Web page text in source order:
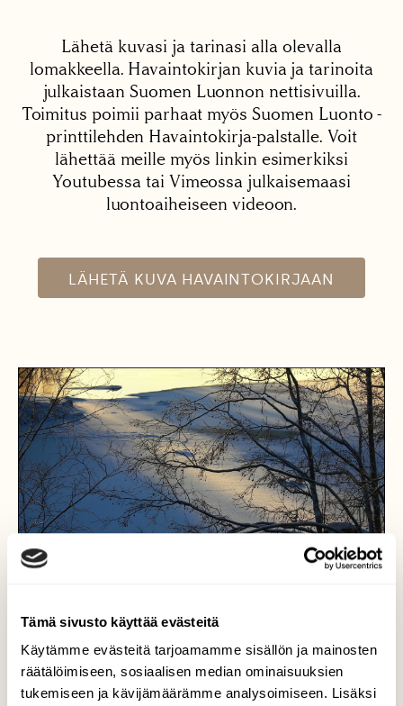
Tämä sivusto käyttää evästeitä
Käytämme evästeitä tarjoamamme sisällön ja mainosten
räätälöimiseen, sosiaalisen median ominaisuuksien
tukemiseen ja kävijämäärämme analysoimiseen. Lisäksi
Lähetä kuvasi ja tarinasi alla olevalla
lomakkeella. Havaintokirjan kuvia ja tarinoita
julkaistaan Suomen Luonnon nettisivuilla.
Toimitus poimii parhaat myös Suomen Luonto -
printtilehden Havaintokirja-palstalle. Voit
lähettää meille myös linkin esimerkiksi
Youtubessa tai Vimeossa julkaisemaasi
luontoaiheiseen videoon.
LÄHETÄ KUVA HAVAINTOKIRJAAN